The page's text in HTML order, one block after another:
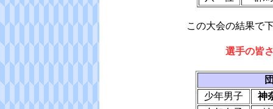
この大会の結果で
選手の皆
少年男子
神